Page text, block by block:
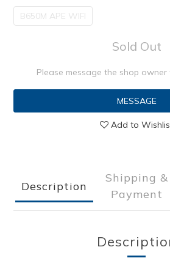
B650M APE WIFI
Sold Out
Please message the shop
MESSAGE
Add to
Description
Shipping &
Payment